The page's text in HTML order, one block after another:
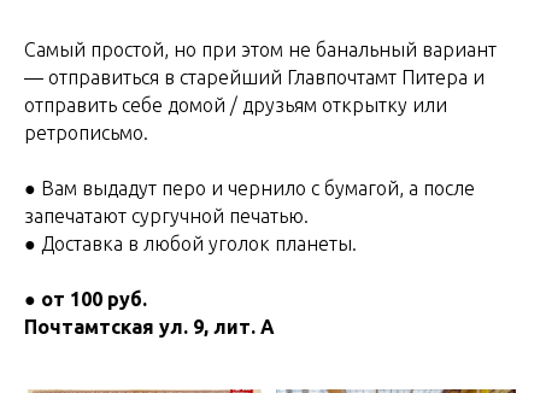
Самый простой, но при этом не банальный вариант
— отправиться в старейший Главпочтамт Питера и
отправить себе домой / друзьям открытку или
ретрописьмо.
● Вам выдадут перо и чернило с бумагой, а после
запечатают сургучной печатью.
● Доставка в любой уголок планеты.
● от 100 руб.
Почтамтская ул. 9, лит. А